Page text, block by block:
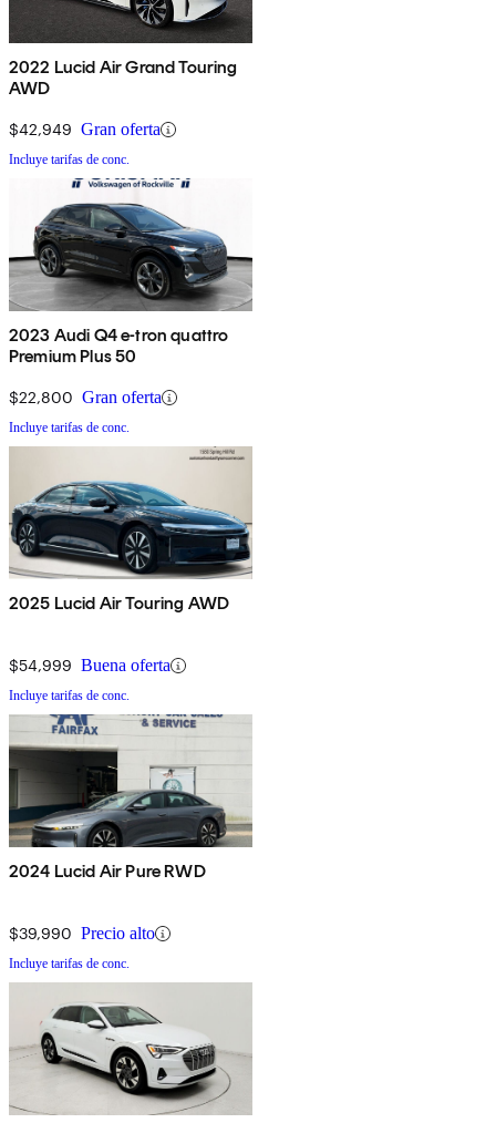
2022 Lucid Air Grand Touring
AWD
$42,949 Gran oferta
Incluye tarifas de conc.
2023 Audi Q4 e-tron quattro
Premium Plus 50
$22,800 Gran oferta
Incluye tarifas de conc.
2025 Lucid Air Touring AWD
$54,999 Buena oferta
Incluye tarifas de conc.
2024 Lucid Air Pure RWD
$39,990 Precio alto
Incluye tarifas de conc.